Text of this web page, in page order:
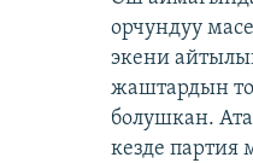
орчундуу
экени
жаштардын
болушкан.
кезде партия